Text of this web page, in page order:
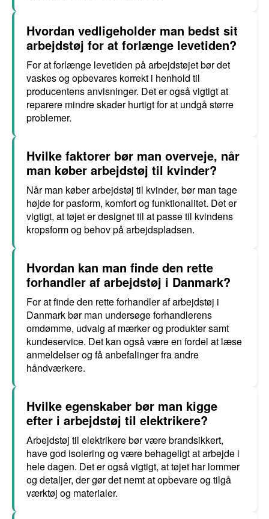
Hvordan vedligeholder man bedst sit
arbejdstøj for at forlænge levetiden?
For at forlænge levetiden på arbejdstøjet bør det
vaskes og opbevares korrekt i henhold til
producentens anvisninger. Det er også vigtigt at
reparere mindre skader hurtigt for at undgå større
problemer.
Hvilke faktorer bør man overveje, når
man køber arbejdstøj til kvinder?
Når man køber arbejdstøj til kvinder, bør man tage
højde for pasform, komfort og funktionalitet. Det er
vigtigt, at tøjet er designet til at passe til kvindens
kropsform og behov på arbejdspladsen.
Hvordan kan man finde den rette
forhandler af arbejdstøj i Danmark?
For at finde den rette forhandler af arbejdstøj i
Danmark bør man undersøge forhandlerens
omdømme, udvalg af mærker og produkter samt
kundeservice. Det kan også være en fordel at læse
anmeldelser og få anbefalinger fra andre
håndværkere.
Hvilke egenskaber bør man kigge
efter i arbejdstøj til elektrikere?
Arbejdstøj til elektrikere bør være brandsikkert,
have god isolering og være behageligt at arbejde i
hele dagen. Det er også vigtigt, at tøjet har lommer
og detaljer, der gør det nemt at opbevare og tilgå
værktøj og materialer.